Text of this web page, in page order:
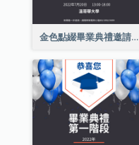
金色點綴畢業典禮邀請函